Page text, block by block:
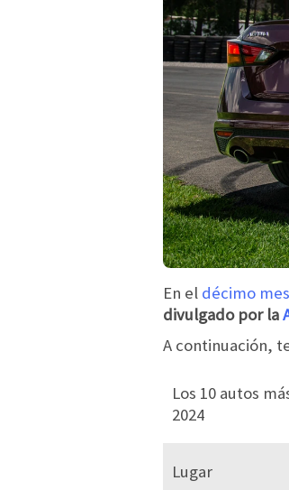
En el décimo
divulgado por la
A continuación,
Los 10 autos
2024
Lugar